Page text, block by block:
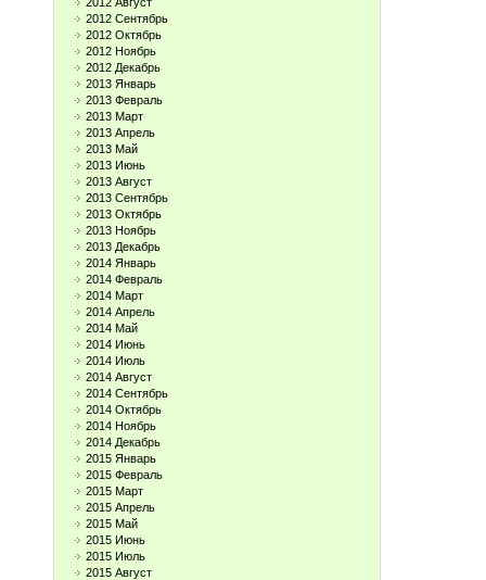
2012 Сентябрь
2012 Октябрь
2012 Ноябрь
2012 Декабрь
2013 Январь
2013 Февраль
2013 Март
2013 Апрель
2013 Май
2013 Июнь
2013 Август
2013 Сентябрь
2013 Октябрь
2013 Ноябрь
2013 Декабрь
2014 Январь
2014 Февраль
2014 Март
2014 Апрель
2014 Май
2014 Июнь
2014 Июль
2014 Август
2014 Сентябрь
2014 Октябрь
2014 Ноябрь
2014 Декабрь
2015 Январь
2015 Февраль
2015 Март
2015 Апрель
2015 Май
2015 Июнь
2015 Июль
2015 Август